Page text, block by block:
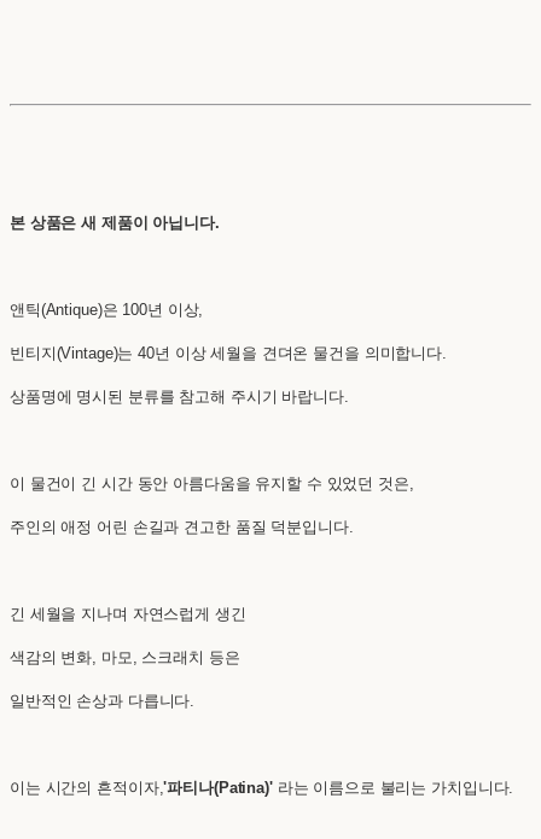
본 상품은 새 제품이 아닙니다.
앤틱(Antique)은 100년 이상,
빈티지(Vintage)는 40년 이상 세월을 견뎌온 물건을 의미합니다.
상품명에 명시된 분류를 참고해 주시기 바랍니다.
이 물건이 긴 시간 동안 아름다움을 유지할 수 있었던 것은,
주인의 애정 어린 손길과 견고한 품질 덕분입니다.
긴 세월을 지나며 자연스럽게 생긴
색감의 변화, 마모, 스크래치 등은
일반적인 손상과 다릅니다.
이는 시간의 흔적이자,'파티나(Patina)'라는 이름으로 불리는 가치입니다.